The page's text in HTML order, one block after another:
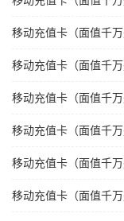
移动充值卡（面值千
移动充值卡（面值千
移动充值卡（面值千
移动充值卡（面值千
移动充值卡（面值千
移动充值卡（面值千